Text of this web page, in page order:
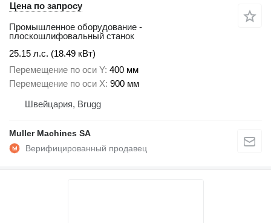
Цена по запросу
Промышленное оборудование -
плоскошлифовальный станок
25.15 л.с. (18.49 кВт)
Перемещение по оси Y 400 мм
Перемещение по оси X 900 мм
Швейцария, Brugg
Muller Machines SA